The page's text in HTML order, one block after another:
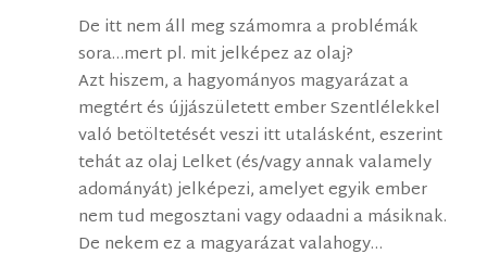
De itt nem áll meg számomra a problémák
sora…mert pl. mit jelképez az olaj?
Azt hiszem, a hagyományos magyarázat a
megtért és újjászületett ember Szentlélekkel
való betöltetését veszi itt utalásként, eszerint
tehát az olaj Lelket (és/vagy annak valamely
adományát) jelképezi, amelyet egyik ember
nem tud megosztani vagy odaadni a másiknak.
De nekem ez a magyarázat valahogy…